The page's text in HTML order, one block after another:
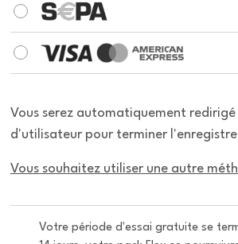
Vous serez automatiquement
d'utilisateur pour terminer
Vous souhaitez utiliser une autre
Votre période d'essai gratuite se